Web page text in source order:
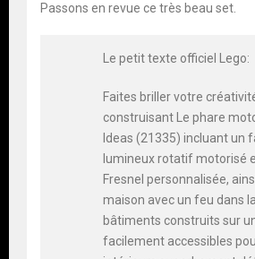
Passons en revue ce très beau set.
Le petit texte officiel Lego:
Faites briller votre
construisant Le phare
Ideas (21335) incluant un
lumineux rotatif motorisé
Fresnel personnalisée,
maison avec un feu dans
bâtiments construits sur
facilement accessibles